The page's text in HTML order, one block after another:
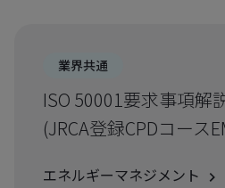
業界共通
ISO 50001要求事項解
(JRCA登録CPDコース
エネルギーマネジメント